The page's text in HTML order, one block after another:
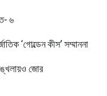
৬
‘গোল্ডেন কীস’ সম্মাননা
জোর